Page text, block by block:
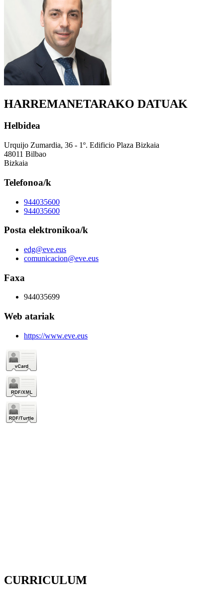
HARREMANETARAKO DATUAK
Helbidea
Urquijo Zumardia, 36 - 1º. Edificio Plaza Bizkaia
48011 Bilbao
Bizkaia
Telefonoa/k
944035600
944035600
Posta elektronikoa/k
edg@eve.eus
comunicacion@eve.eus
Faxa
944035699
Web atariak
https://www.eve.eus
CURRICULUM